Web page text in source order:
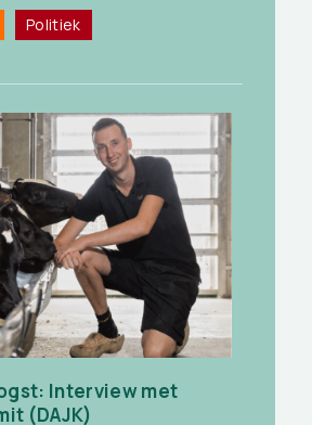
Politiek
Interview met
(DAJK)